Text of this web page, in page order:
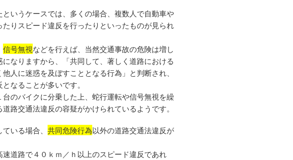
というケースでは、多くの場合、複数人で自動車や
りスピード違反を行ったりといったものが見られ
信号無視などを行えば、当然交通事故の危険は増し
なりますから、「共同して、著しく道路における
人に迷惑を及ぼすこととなる行為」と判断され、
なることが多いです。
のバイクに分乗した上、蛇行運転や信号無視を繰
道路交通法違反の容疑がかけられているようです。
ている場合、 共同危険行為以外の道路交通法違反が
道路で４０ｋｍ／ｈ以上のスピード違反であれ